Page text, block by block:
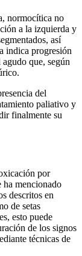
normocítica no
a la izquierda y
así
indica progresión
que, según
del
paliativo y
finalmente su
por
ha mencionado
descritos en
de setas
esto puede
de los signos
técnicas de